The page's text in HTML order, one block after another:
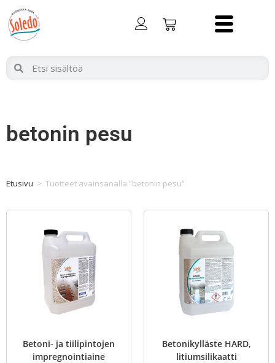
betonin pesu
Etusivu > Tuotteet avainsanalla “betonin pesu”
Betoni- ja tiilipintojen
impregnointiaine
Betonikylläste HARD,
litiumsilikaatti